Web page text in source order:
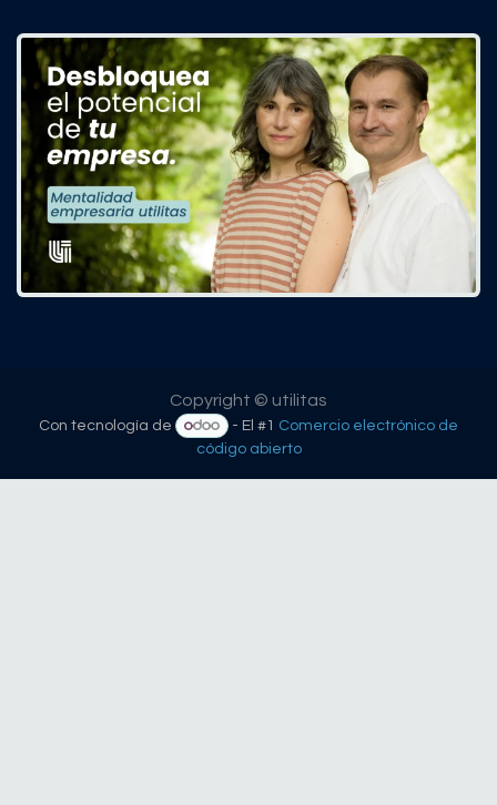
Copyright © utilitas
Con tecnología de - El #1 Comercio electrónico de
código abierto